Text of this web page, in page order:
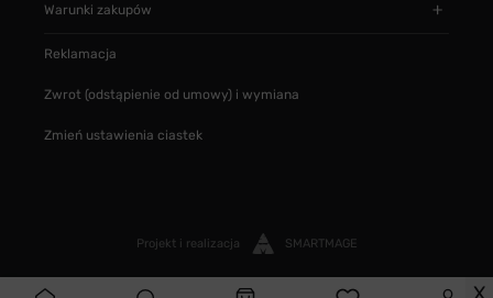
Warunki zakupów
Reklamacja
Zwrot (odstąpienie od umowy) i wymiana
Zmień ustawienia ciastek
Projekt i realizacja SMARTMAGE